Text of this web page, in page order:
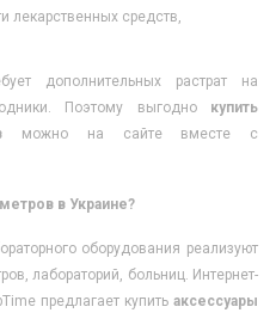
лекарственных средств,
дополнительных растрат на
Поэтому выгодно купить
можно на сайте вместе с
в Украине?
оборудования реализуют
лабораторий, больниц. Интернет-
предлагает купить аксессуары